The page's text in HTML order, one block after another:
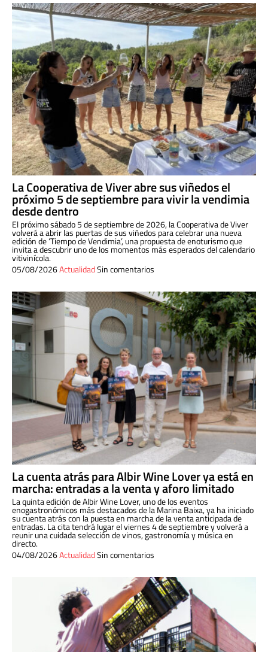
La Cooperativa de Viver abre sus viñedos el
próximo 5 de septiembre para vivir la vendimia
desde dentro
El próximo sábado 5 de septiembre de 2026, la Cooperativa de Viver
volverá a abrir las puertas de sus viñedos para celebrar una nueva
edición de ‘Tiempo de Vendimia’, una propuesta de enoturismo que
invita a descubrir uno de los momentos más esperados del calendario
vitivinícola.
05/08/2026ActualidadSin comentarios
La cuenta atrás para Albir Wine Lover ya está en
marcha: entradas a la venta y aforo limitado
La quinta edición de Albir Wine Lover, uno de los eventos
enogastronómicos más destacados de la Marina Baixa, ya ha iniciado
su cuenta atrás con la puesta en marcha de la venta anticipada de
entradas. La cita tendrá lugar el viernes 4 de septiembre y volverá a
reunir una cuidada selección de vinos, gastronomía y música en
directo.
04/08/2026ActualidadSin comentarios